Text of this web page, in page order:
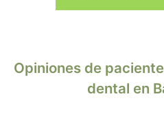
Opiniones de
dental en